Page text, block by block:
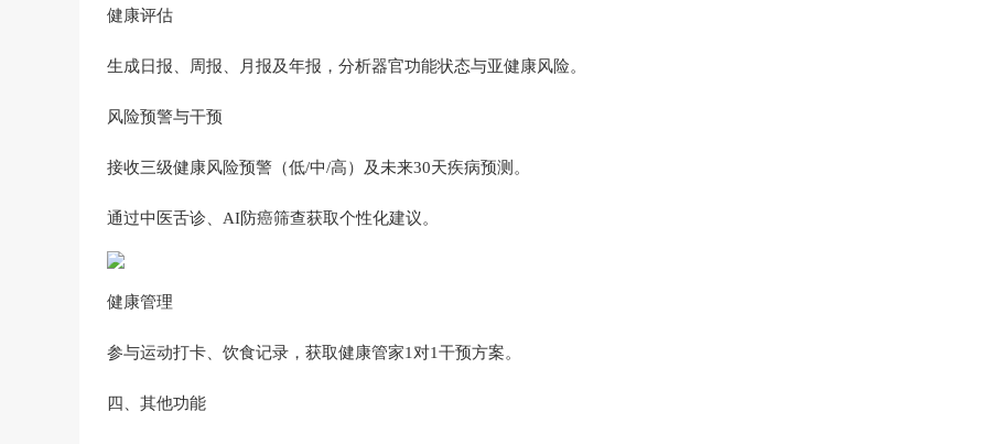
健康评估‌
生成日报、周报、月报及年报，分析器官功能状态与亚健康风险‌。
风险预警与干预‌
接收三级健康风险预警（低/中/高）及未来30天疾病预测‌。
通过中医舌诊、AI防癌筛查获取个性化建议‌。
健康管理‌
参与运动打卡、饮食记录，获取健康管家1对1干预方案‌。
四、其他功能‌